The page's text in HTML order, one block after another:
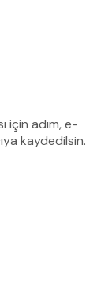
için adım, e-
kaydedilsin.